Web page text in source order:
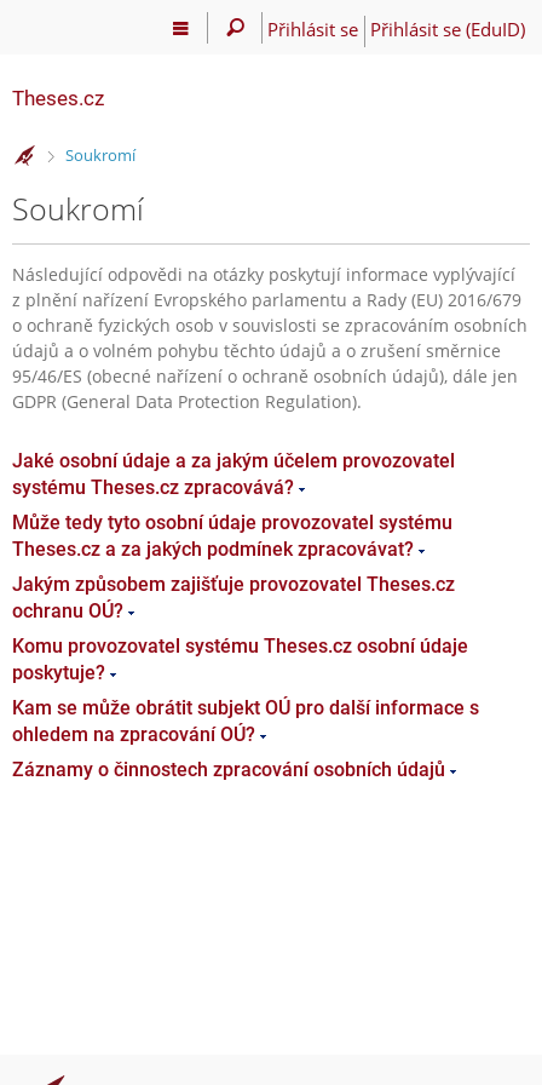
Přihlásit se Přihlásit se (EduID)
Theses.cz
>
Soukromí
Soukromí
Následující odpovědi na otázky poskytují informace vyplývající
z plnění nařízení Evropského parlamentu a Rady (EU) 2016/679
o ochraně fyzických osob v souvislosti se zpracováním osobních
údajů a o volném pohybu těchto údajů a o zrušení směrnice
95/46/ES (obecné nařízení o ochraně osobních údajů), dále jen
GDPR (General Data Protection Regulation).
Jaké osobní údaje a za jakým účelem provozovatel
systému Theses.cz zpracovává?
Může tedy tyto osobní údaje provozovatel systému
Theses.cz a za jakých podmínek zpracovávat?
Jakým způsobem zajišťuje provozovatel Theses.cz
ochranu OÚ?
Komu provozovatel systému Theses.cz osobní údaje
poskytuje?
Kam se může obrátit subjekt OÚ pro další informace s
ohledem na zpracování OÚ?
Záznamy o činnostech zpracování osobních údajů